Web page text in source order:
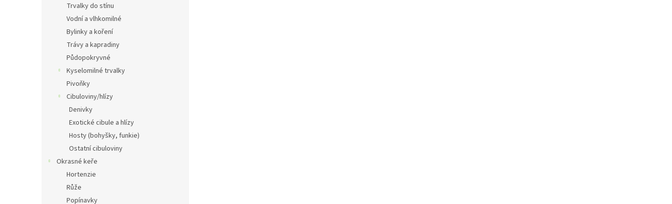
Trvalky do stínu
Vodní a vlhkomilné
Bylinky a koření
Trávy a kapradiny
Půdopokryvné
Kyselomilné trvalky
Pivoňky
Cibuloviny/hlízy
Denivky
Exotické cibule a hlízy
Hosty (bohyšky, funkie)
Ostatní cibuloviny
Okrasné keře
Hortenzie
Růže
Popínavky